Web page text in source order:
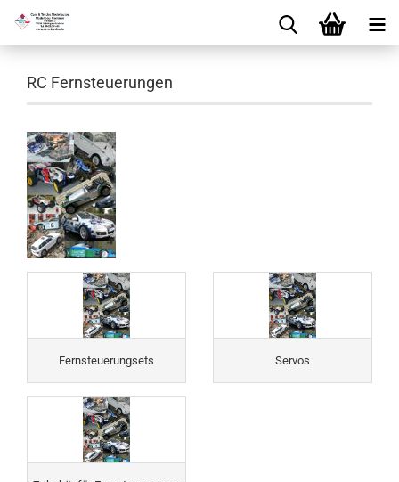
RC Fernsteuerungen
Fernsteuerungsets Servos